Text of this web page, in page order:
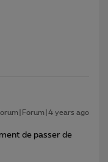
years ago
de passer de